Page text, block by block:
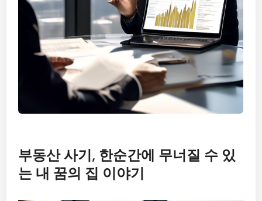
부동산 사기, 한순간에 무너질 수 있
는 내 꿈의 집 이야기